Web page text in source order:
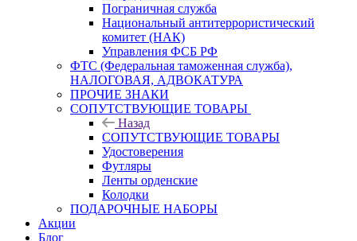
Пограничная служба
Национальный антитеррористический
комитет (НАК)
Управления ФСБ РФ
ФТС (Федеральная таможенная служба),
НАЛОГОВАЯ, АДВОКАТУРА
ПРОЧИЕ ЗНАКИ
СОПУТСТВУЮЩИЕ ТОВАРЫ
Назад
СОПУТСТВУЮЩИЕ ТОВАРЫ
Удостоверения
Футляры
Ленты орденские
Колодки
ПОДАРОЧНЫЕ НАБОРЫ
Акции
Блог